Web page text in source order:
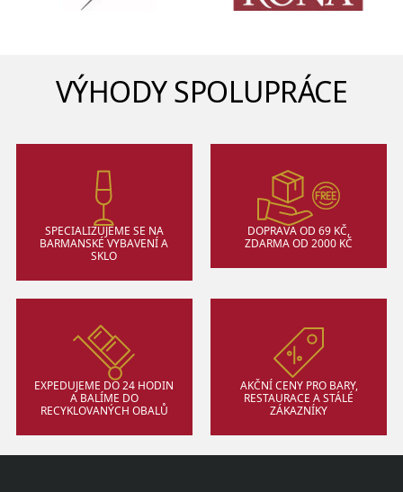
VÝHODY SPOLUPRÁCE
SPECIALIZUJEME SE NA
BARMANSKÉ VYBAVENÍ A
SKLO
DOPRAVA OD 69 KČ,
ZDARMA OD 2000 KČ
EXPEDUJEME DO 24 HODIN
A BALÍME DO
RECYKLOVANÝCH OBALŮ
AKČNÍ CENY PRO BARY,
RESTAURACE A STÁLÉ
ZÁKAZNÍKY